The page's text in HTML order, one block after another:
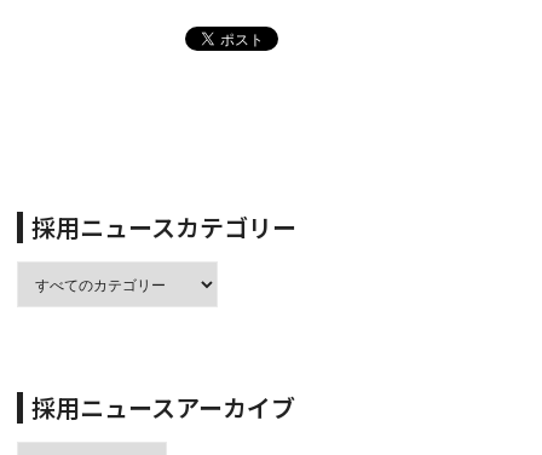
採用ニュースカテゴリー
採用ニュースアーカイブ